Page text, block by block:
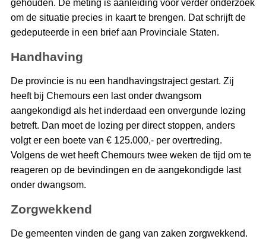
gehouden. De meting is aanleiding voor verder onderzoek
om de situatie precies in kaart te brengen. Dat schrijft de
gedeputeerde in een brief aan Provinciale Staten.
Handhaving
De provincie is nu een handhavingstraject gestart. Zij
heeft bij Chemours een last onder dwangsom
aangekondigd als het inderdaad een onvergunde lozing
betreft. Dan moet de lozing per direct stoppen, anders
volgt er een boete van € 125.000,- per overtreding.
Volgens de wet heeft Chemours twee weken de tijd om te
reageren op de bevindingen en de aangekondigde last
onder dwangsom.
Zorgwekkend
De gemeenten vinden de gang van zaken zorgwekkend.